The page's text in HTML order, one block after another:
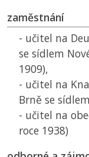
zaměstnání
- učitel na
se sídlem
1909),
- učitel na
Brně se
- učitel na
roce 1938)